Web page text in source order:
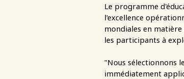
Le programme
l'excellence
mondiales en
les participants à
"Nous sélectionnons
immédiatement